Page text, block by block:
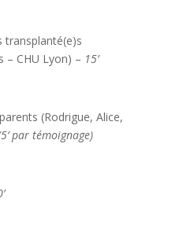
transplanté(e)s
– CHU Lyon) – 15’
(Rodrigue, Alice,
par témoignage)